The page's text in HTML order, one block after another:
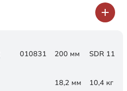
010831 200 мм SDR 11
18,2 мм 10,4 кг